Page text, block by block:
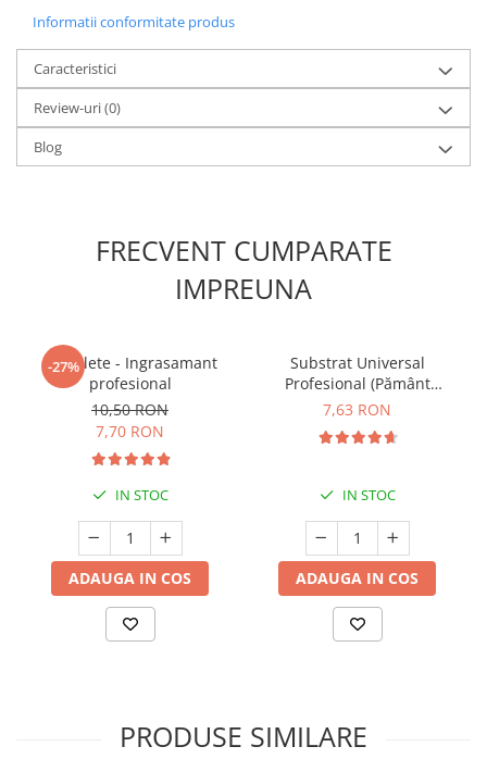
Informatii conformitate produs
Caracteristici
Review-uri(0)
Blog
FRECVENT CUMPARATE
IMPREUNA
-27%
5 Tablete - Ingrasamant
profesional
10,50 RON
7,70 RON
IN STOC
ADAUGA IN COS
Substrat Universal
Profesional (Pământ
Premium) - 5 L
7,63 RON
IN STOC
ADAUGA IN COS
PRODUSE SIMILARE